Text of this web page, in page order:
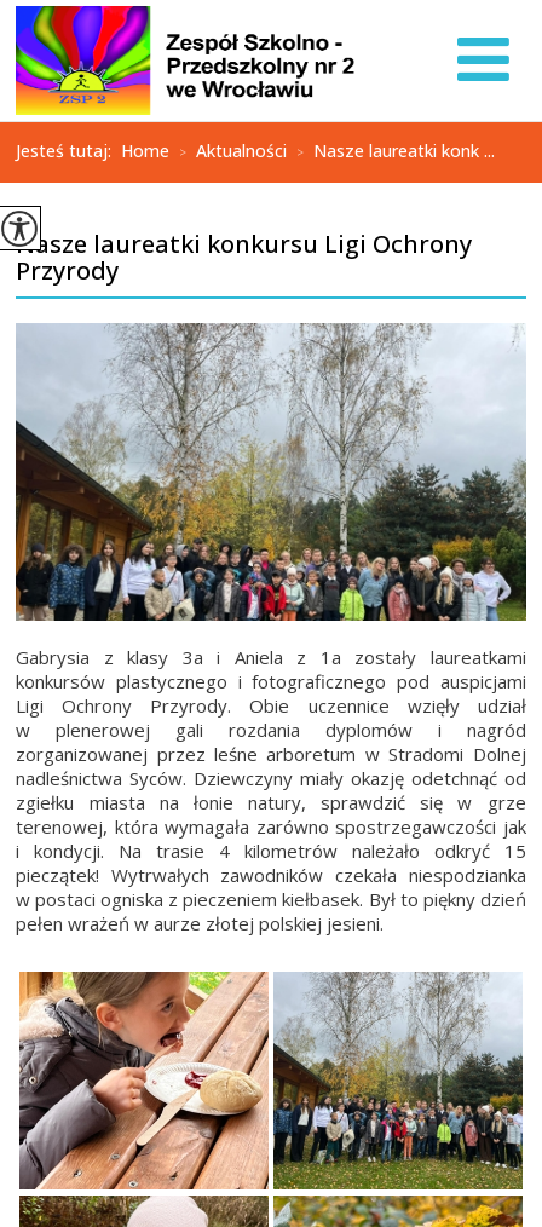
Jesteś tutaj: Home > Aktualności > Nasze laureatki konk ...
Nasze laureatki konkursu Ligi Ochrony
Przyrody
Gabrysia z klasy 3a i Aniela z 1a zostały laureatkami
konkursów plastycznego i fotograficznego pod auspicjami
Ligi Ochrony Przyrody. Obie uczennice wzięły udział
w plenerowej gali rozdania dyplomów i nagród
zorganizowanej przez leśne arboretum w Stradomi Dolnej
nadleśnictwa Syców. Dziewczyny miały okazję odetchnąć od
zgiełku miasta na łonie natury, sprawdzić się w grze
terenowej, która wymagała zarówno spostrzegawczości jak
i kondycji. Na trasie 4 kilometrów należało odkryć 15
pieczątek! Wytrwałych zawodników czekała niespodzianka
w postaci ogniska z pieczeniem kiełbasek. Był to piękny dzień
pełen wrażeń w aurze złotej polskiej jesieni.